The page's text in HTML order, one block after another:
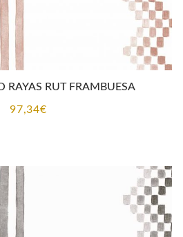
RAYAS RUT FRAMBUESA
97,34€